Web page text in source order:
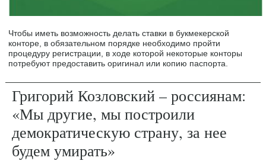
Чтобы иметь возможность делать ставки в букмекерской
конторе, в обязательном порядке необходимо пройти
процедуру регистрации, в ходе которой некоторые конторы
потребуют предоставить оригинал или копию паспорта.
Григорий Козловский – россиянам:
«Мы другие, мы построили
демократическую страну, за нее
будем умирать»